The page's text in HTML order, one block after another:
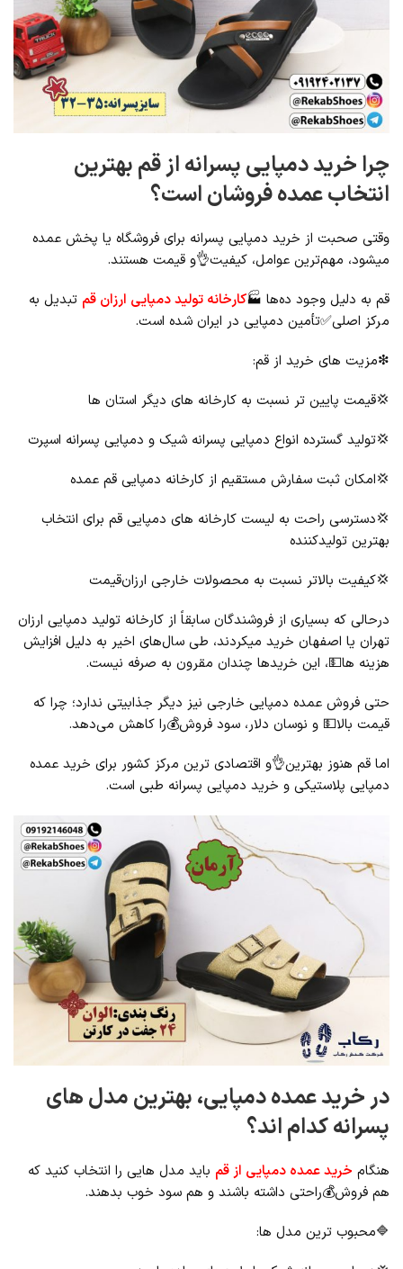
چرا خرید دمپایی پسرانه از قم بهترین
انتخاب عمده‌ فروشان است؟
وقتی صحبت از خرید دمپایی پسرانه برای فروشگاه یا پخش عمده
میشود، مهم‌ترین عوامل، کیفیت👌و قیمت هستند.
قم به‌ دلیل وجود ده‌ها 🏭کارخانه تولید دمپایی ارزان قم تبدیل به
مرکز اصلی✅تأمین دمپایی در ایران شده است.
❇مزیت ‌های خرید از قم:
💢قیمت پایین‌ تر نسبت به کارخانه‌ های دیگر استان ها
💢تولید گسترده انواع دمپایی پسرانه شیک و دمپایی پسرانه اسپرت
💢امکان ثبت سفارش مستقیم از کارخانه دمپایی قم عمده
💢دسترسی راحت به لیست کارخانه های دمپایی قم برای انتخاب
بهترین تولیدکننده
💢کیفیت بالاتر نسبت به محصولات خارجی ارزان‌قیمت
درحالی ‌که بسیاری از فروشندگان سابقاً از کارخانه تولید دمپایی ارزان
تهران یا اصفهان خرید میکردند، طی سال‌های اخیر به دلیل افزایش
هزینه‌ ها💵، این خریدها چندان مقرون ‌به ‌صرفه نیست.
حتی فروش عمده دمپایی خارجی نیز دیگر جذابیتی ندارد؛ چرا که
قیمت بالا💵 و نوسان دلار، سود فروش💰را کاهش می‌دهد.
اما قم هنوز بهترین👌و اقتصادی‌ ترین مرکز کشور برای خرید عمده
دمپایی پلاستیکی و خرید دمپایی پسرانه طبی است.
در خرید عمده دمپایی، بهترین مدل های
پسرانه کدام اند؟
هنگام خرید عمده دمپایی از قم باید مدل ‌هایی را انتخاب کنید که
هم فروش💰راحتی داشته باشند و هم سود خوب بدهند.
🔷محبوب ‌ترین مدل ‌ها: